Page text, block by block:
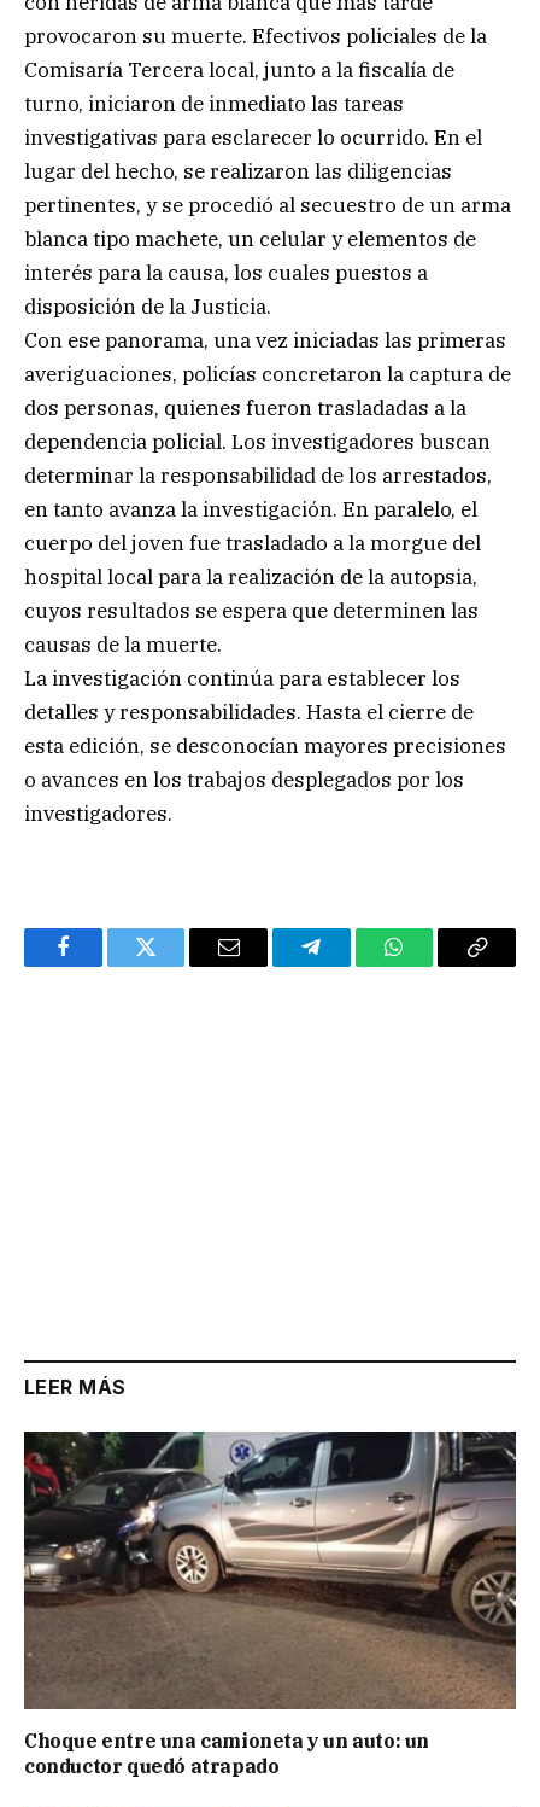
provocaron su muerte. Efectivos policiales de la
Comisaría Tercera local, junto a la fiscalía de
turno, iniciaron de inmediato las tareas
investigativas para esclarecer lo ocurrido. En el
lugar del hecho, se realizaron las diligencias
pertinentes, y se procedió al secuestro de un arma
blanca tipo machete, un celular y elementos de
interés para la causa, los cuales puestos a
disposición de la Justicia.
Con ese panorama, una vez iniciadas las primeras
averiguaciones, policías concretaron la captura de
dos personas, quienes fueron trasladadas a la
dependencia policial. Los investigadores buscan
determinar la responsabilidad de los arrestados,
en tanto avanza la investigación. En paralelo, el
cuerpo del joven fue trasladado a la morgue del
hospital local para la realización de la autopsia,
cuyos resultados se espera que determinen las
causas de la muerte.
La investigación continúa para establecer los
detalles y responsabilidades. Hasta el cierre de
esta edición, se desconocían mayores precisiones
o avances en los trabajos desplegados por los
investigadores.
FacebookTwitter Email TelegramWhatsAppCopy
LEER MÁS
Choque entre una camioneta y un auto: un
conductor quedó atrapado